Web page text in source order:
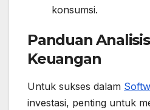
konsumsi.
Panduan Analisis
Keuangan
Untuk sukses dalam
investasi, penting untuk